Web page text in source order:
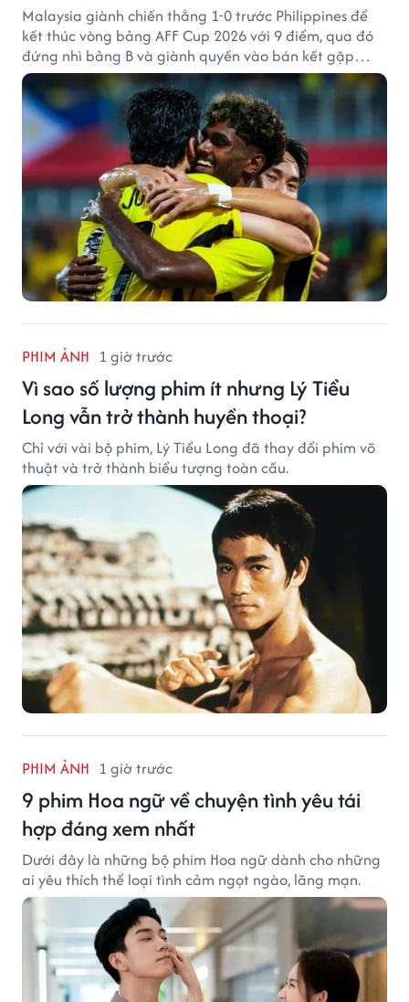
Malaysia giành chiến thắng 1-0 trước Philippines để
kết thúc vòng bảng AFF Cup 2026 với 9 điểm, qua đó
đứng nhì bảng B và giành quyền vào bán kết gặp
tuyển Việt Nam.
PHIM ẢNH 1 giờ trước
Vì sao số lượng phim ít nhưng Lý Tiểu
Long vẫn trở thành huyền thoại?
Chỉ với vài bộ phim, Lý Tiểu Long đã thay đổi phim võ
thuật và trở thành biểu tượng toàn cầu.
PHIM ẢNH 1 giờ trước
9 phim Hoa ngữ về chuyện tình yêu tái
hợp đáng xem nhất
Dưới đây là những bộ phim Hoa ngữ dành cho những
ai yêu thích thể loại tình cảm ngọt ngào, lãng mạn.